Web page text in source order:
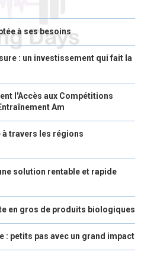
à ses besoins
: un investissement qui fait la
l'Accès aux Compétitions
Am
travers les régions
solution rentable et rapide
en gros de produits biologiques
: petits pas avec un grand impact